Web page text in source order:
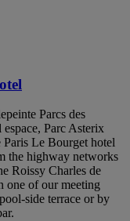
Parcs des
Parc Asterix
Paris Le Bourget hotel
the highway networks
Roissy Charles de
of our meeting
side terrace or by